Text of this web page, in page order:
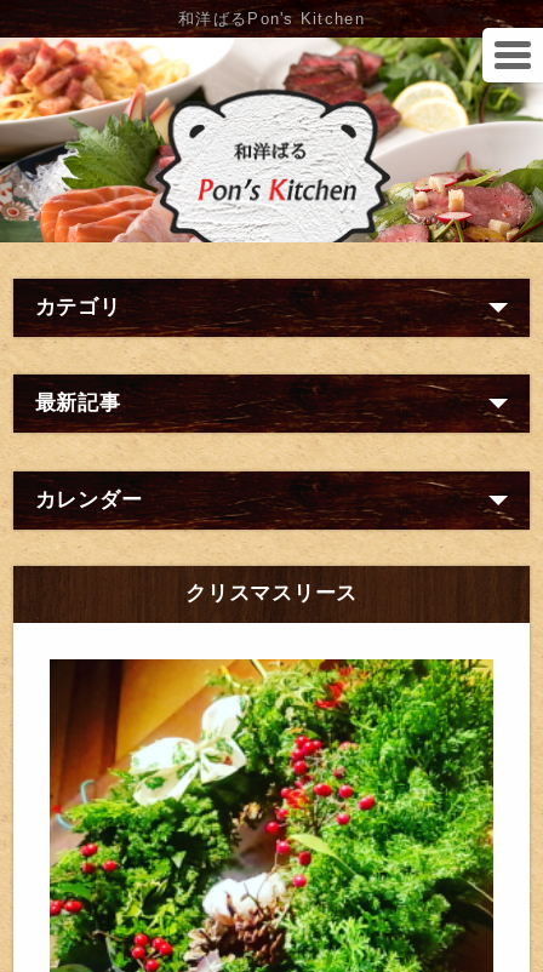
和洋ばるPon's Kitchen
カテゴリ
最新記事
カレンダー
クリスマスリース